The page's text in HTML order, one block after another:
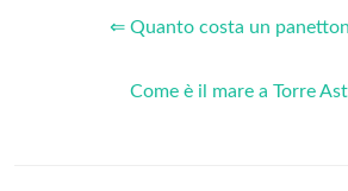
⇐ Quanto costa un
Come è il mare a Torre